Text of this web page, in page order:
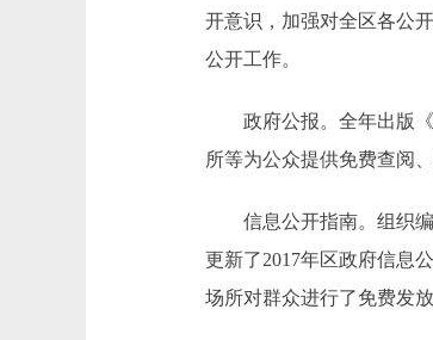
开意识，加强对全区各公
公开工作。
政府公报。全年出版《
所等为公众提供免费查阅、
信息公开指南。组织编
更新了2017年区政府信息
场所对群众进行了免费发放